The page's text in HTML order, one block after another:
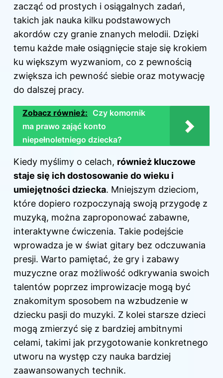
zacząć od prostych i osiągalnych zadań,
takich jak nauka kilku podstawowych
akordów czy granie znanych melodii. Dzięki
temu każde małe osiągnięcie staje się krokiem
ku większym wyzwaniom, co z pewnością
zwiększa ich pewność siebie oraz motywację
do dalszej pracy.
Zobacz również: Czy komornik
ma prawo zająć konto
niepełnoletniego dziecka?
Kiedy myślimy o celach, również kluczowe
staje się ich dostosowanie do wieku i
umiejętności dziecka. Mniejszym dzieciom,
które dopiero rozpoczynają swoją przygodę z
muzyką, można zaproponować zabawne,
interaktywne ćwiczenia. Takie podejście
wprowadza je w świat gitary bez odczuwania
presji. Warto pamiętać, że gry i zabawy
muzyczne oraz możliwość odkrywania swoich
talentów poprzez improwizacje mogą być
znakomitym sposobem na wzbudzenie w
dziecku pasji do muzyki. Z kolei starsze dzieci
mogą zmierzyć się z bardziej ambitnymi
celami, takimi jak przygotowanie konkretnego
utworu na występ czy nauka bardziej
zaawansowanych technik.